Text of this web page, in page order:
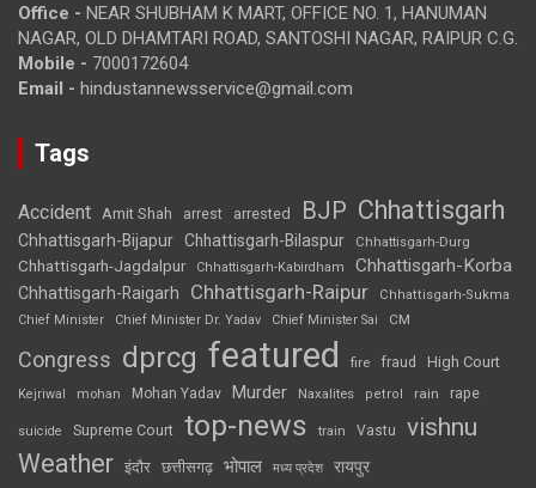
Office - NEAR SHUBHAM K MART, OFFICE NO. 1, HANUMAN
NAGAR, OLD DHAMTARI ROAD, SANTOSHI NAGAR, RAIPUR C.G.
Mobile - 7000172604
Email - hindustannewsservice@gmail.com
Tags
Accident Amit Shah arrest arrested BJP Chhattisgarh
Chhattisgarh-Bijapur Chhattisgarh-Bilaspur Chhattisgarh-Durg
Chhattisgarh-Jagdalpur Chhattisgarh-Kabirdham Chhattisgarh-Korba
Chhattisgarh-Raigarh Chhattisgarh-Raipur
Chhattisgarh-Sukma
Chief Minister
Chief Minister Dr. Yadav Chief Minister Sai CM
Congress dprcg featured fire fraud High Court
Kejriwal mohan Mohan Yadav Murder Naxalites petrol rain rape
suicide Supreme Court top-news train Vastu vishnu
Weather इंदौर छत्तीसगढ़ भोपाल मध्य प्रदेश रायपुर